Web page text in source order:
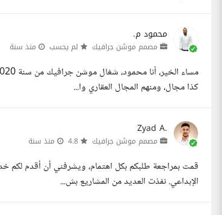
محمود م.
مصمم موشن جرافيك لم يحسب منذ سنة
كذا مجال، ومنهم المجال العقاري وا...
Zyad A.
مصمم موشن جرافيك منذ سنة
قمت بمراجعة طلبكم بكل اهتمام، ويشرفني أن أقدم لكم
الإبداعي. نفذت العديد من المشاريع بش...